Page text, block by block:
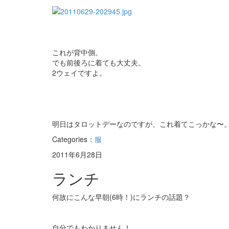
これが背中側。
でも前後ろに着ても大丈夫。
2ウェイですよ。
明日はタロットデーなのですが、これ着てこっかな〜
Categories： 服
2011年6月28日
ランチ
何故にこんな早朝(6時！)にランチの話題？